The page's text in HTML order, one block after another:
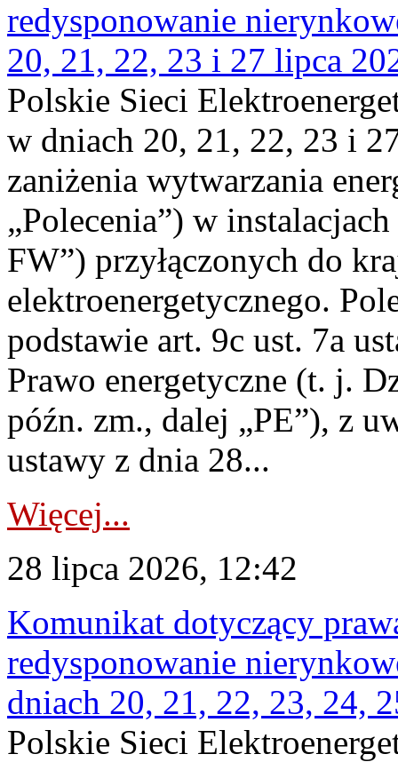
redysponowanie
20, 21, 22, 23 i 27 lipca
Polskie Sieci
w dniach 20, 21, 22, 23 i
zaniżenia wytwarzania
„Polecenia”) w
FW”) przyłączonych do
elektroenergetycznego.
podstawie art. 9c ust. 7a
Prawo energetyczne (t. j.
późn. zm., dalej „PE”), z
ustawy z dnia 28...
Więcej...
28 lipca 2026, 12:42
Komunikat dotyczący
redysponowanie
dniach 20, 21, 22, 23, 24,
Polskie Sieci